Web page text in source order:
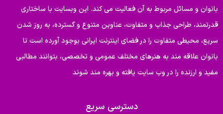
بانوان و مسائل مربوط به آن فعالیت می کند. این وبسایت با ساختاری
قدرتمند، طراحی جذاب و متفاوت، عناوین متنوع و گسترده، به روز شدن
سریع، محیطی متفاوت را در فضای اینترنت ایرانی بوجود آورده است تا
بانوان علاقه مند به هنرهای مختلف عمومی و تخصصی، بتوانند مطالبی
مفید و ارزنده را در وب سایت یافته و بهره مند شوند
دسترسی سریع